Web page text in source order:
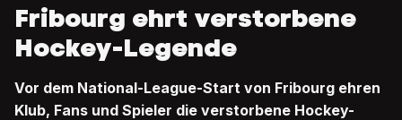
Fribourg ehrt verstorbene
Hockey-Legende
Vor dem National-League-Start von Fribourg ehren
Klub, Fans und Spieler die verstorbene Hockey-